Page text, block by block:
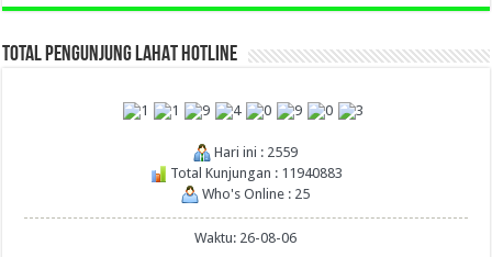
TOTAL PENGUNJUNG LAHAT HOTLINE
Hari ini : 2559
Total Kunjungan : 11940883
Who's Online : 25
Waktu: 26-08-06